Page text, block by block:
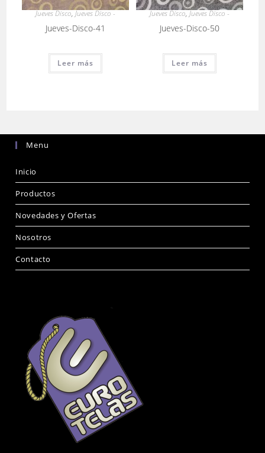
Jueves Disco,Jueves Disco -
Jueves-Disco-41
Leer más
Jueves Disco,Jueves Disco -
Jueves-Disco-50
Leer más
Menu
Inicio
Productos
Novedades y Ofertas
Nosotros
Contacto